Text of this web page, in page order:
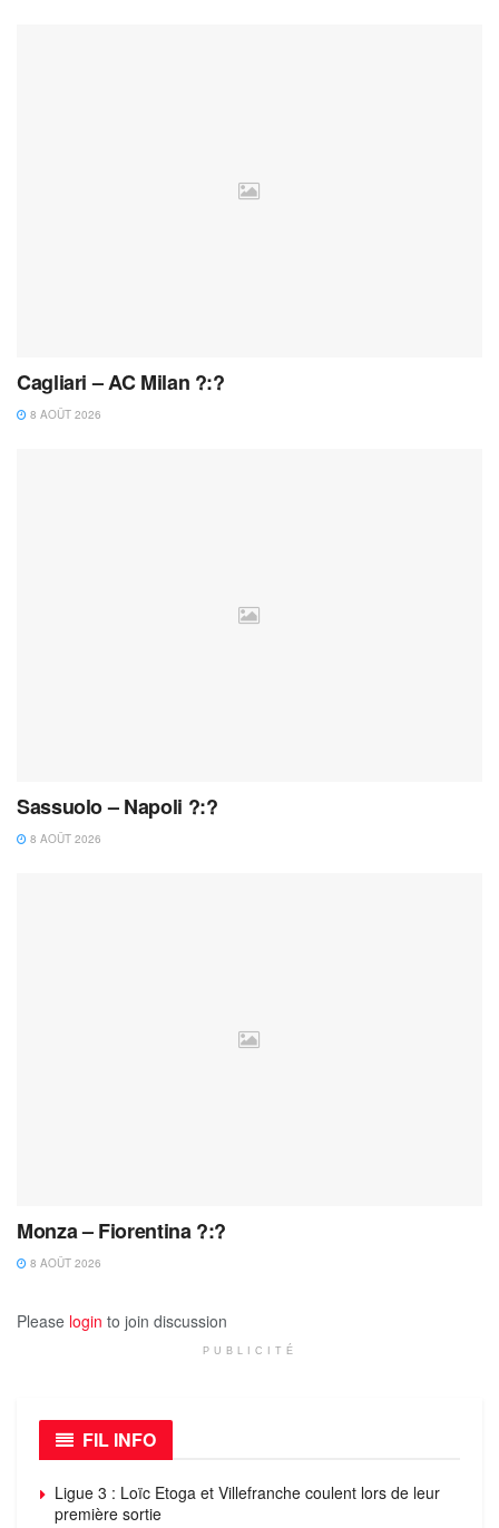
Cagliari – AC Milan ?:?
8 AOÛT 2026
Sassuolo – Napoli ?:?
8 AOÛT 2026
Monza – Fiorentina ?:?
8 AOÛT 2026
Please login to join discussion
PUBLICITÉ
FIL INFO
Ligue 3 : Loïc Etoga et Villefranche coulent lors de leur
première sortie